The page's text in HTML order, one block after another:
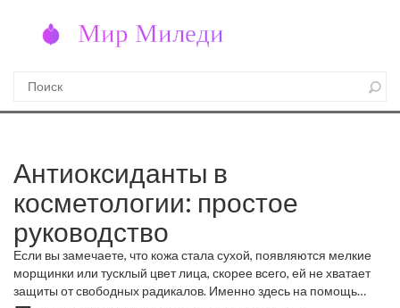
Антиоксиданты в
косметологии: простое
руководство
Если вы замечаете, что кожа стала сухой, появляются мелкие
морщинки или тусклый цвет лица, скорее всего, ей не хватает
защиты от свободных радикалов. Именно здесь на помощь